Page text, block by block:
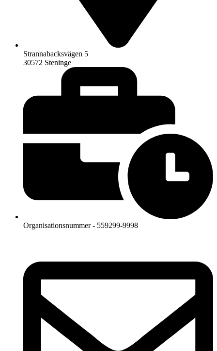
Strannabacksvägen 5
30572 Steninge
Organisationsnummer - 559299-9998